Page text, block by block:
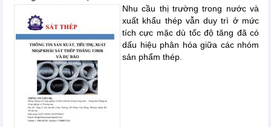
Nhu cầu thị trường trong nước và
xuất khẩu thép vẫn duy trì ở mức
tích cực mặc dù tốc độ tăng đã có
dấu hiệu phân hóa giữa các nhóm
sản phẩm thép.